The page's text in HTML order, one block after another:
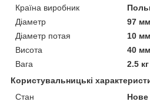
Країна виробник
Діаметр
97 мм
Діаметр потая
10 мм
Висота
40 мм
Вага
2.5 кг
Користувальницькі
Стан
Нове